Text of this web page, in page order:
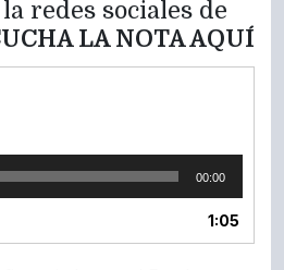
redes sociales de
LA NOTA AQUÍ
00:00
1:05